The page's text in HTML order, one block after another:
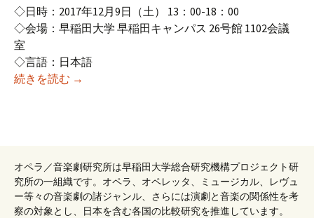
◇日時：2017年12月9日（土） 13：00-18：00
◇会場：早稲田大学 早稲田キャンパス 26号館 1102会議
室
◇言語：日本語
続きを読む 2017年度12月研究例会 （第167回オペラ研究会）
→
オペラ／音楽劇研究所は早稲田大学総合研究機構プロジェクト研
究所の一組織です。オペラ、オペレッタ、ミュージカル、レヴュ
ー等々の音楽劇の諸ジャンル、さらには演劇と音楽の関係性を考
察の対象とし、日本を含む各国の比較研究を推進しています。